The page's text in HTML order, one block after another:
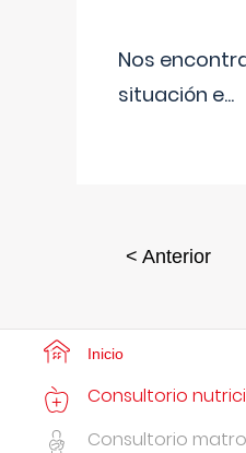
Nos
situación e...
< Anterior
Inicio
Consultorio
Consultorio